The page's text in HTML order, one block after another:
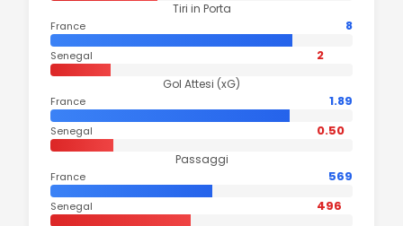
Tiri in Porta
France 8
Senegal 2
Gol Attesi (xG)
France 1.89
Senegal 0.50
Passaggi
France 569
Senegal 496